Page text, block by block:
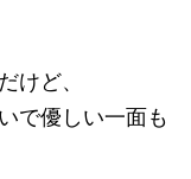
けど、
で優しい一面も